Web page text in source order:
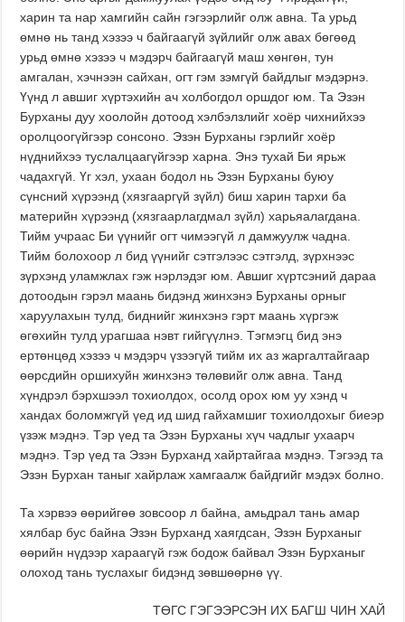
харин та нар хамгийн сайн гэгээрлийг олж авна. Та урьд
өмнө нь танд хэзээ ч байгаагүй зүйлийг олж авах бөгөөд
урьд өмнө хэзээ ч мэдэрч байгаагүй маш хөнгөн, тун
амгалан, хэчнээн сайхан, огт гэм зэмгүй байдлыг мэдэрнэ.
Үүнд л авшиг хүртэхийн ач холбогдол оршдог юм. Та Эзэн
Бурханы дуу хоолойн дотоод хэлбэлзлийг хоёр чихнийхээ
оролцоогүйгээр сонсоно. Эзэн Бурханы гэрлийг хоёр
нүднийхээ туслалцаагүйгээр харна. Энэ тухай Би ярьж
чадахгүй. Үг хэл, ухаан бодол нь Эзэн Бурханы буюу
сүнсний хүрээнд (хязгааргүй зүйл) биш харин тархи ба
материйн хүрээнд (хязгаарлагдмал зүйл) харьяалагдана.
Тийм учраас Би үүнийг огт чимээгүй л дамжуулж чадна.
Тийм болохоор л бид үүнийг сэтгэлээс сэтгэлд, зүрхнээс
зүрхэнд уламжлах гэж нэрлэдэг юм. Авшиг хүртсэний дараа
дотоодын гэрэл маань бидэнд жинхэнэ Бурханы орныг
харуулахын тулд, биднийг жинхэнэ гэрт маань хүргэж
өгөхийн тулд урагшаа нэвт гийгүүлнэ. Тэгмэгц бид энэ
ертөнцөд хэзээ ч мэдэрч үзээгүй тийм их аз жаргалтайгаар
өөрсдийн оршихуйн жинхэнэ төлөвийг олж авна. Танд
хүндрэл бэрхшээл тохиолдох, осолд орох юм уу хэнд ч
хандах боломжгүй үед ид шид гайхамшиг тохиолдохыг биеэр
үзэж мэднэ. Тэр үед та Эзэн Бурханы хүч чадлыг ухаарч
мэднэ. Тэр үед та Эзэн Бурханд хайртайгаа мэднэ. Тэгээд та
Эзэн Бурхан таныг хайрлаж хамгаалж байдгийг мэдэх болно.
Та хэрвээ өөрийгөө зовсоор л байна, амьдрал тань амар
хялбар бус байна Эзэн Бурханд хаягдсан, Эзэн Бурханыг
өөрийн нүдээр хараагүй гэж бодож байвал Эзэн Бурханыг
олоход тань туслахыг бидэнд зөвшөөрнө үү.
ТӨГС ГЭГЭЭРСЭН ИХ БАГШ ЧИН ХАЙ